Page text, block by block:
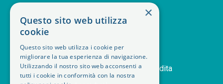
SERVIZIO CLIENTI
deskphone +39 011 408 14 28
orders Storico ordini
handshake Termini e condizioni di vendita
×
Questo sito web utilizza
cookie
Questo sito web utilizza i cookie per
migliorare la tua esperienza di navigazione.
Utilizzando il nostro sito web acconsenti a
tutti i cookie in conformità con la nostra